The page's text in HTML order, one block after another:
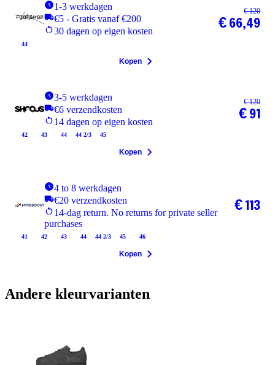
1-3 werkdagen
€5 - Gratis vanaf €200
30 dagen op eigen kosten
44
€ 120
€ 66,49
Kopen
3-5 werkdagen
€6 verzendkosten
14 dagen op eigen kosten
42 43 44 44 2/3 45
€ 120
€ 91
Kopen
4 to 8 werkdagen
€20 verzendkosten
14-dag return. No returns for private seller
purchases
41 42 43 44 44 2/3 45 46
€ 113
Kopen
Andere kleurvarianten